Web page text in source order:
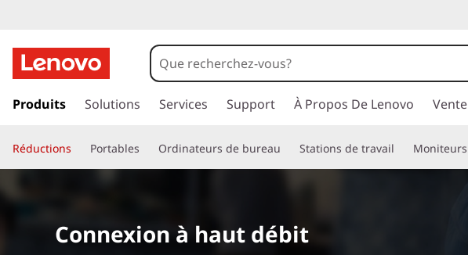
R
H
e
a
d
a
e
r
Produits Solutions Services Support À Propos De Lenovo Vente
Réductions Portables Ordinateurs de bureau Stations de travail Moniteurs
Connexion à haut débit